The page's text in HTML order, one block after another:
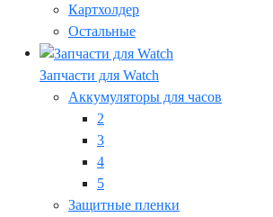
Картхолдер
Остальные
Запчасти для Watch
Аккумуляторы для часов
2
3
4
5
Защитные пленки